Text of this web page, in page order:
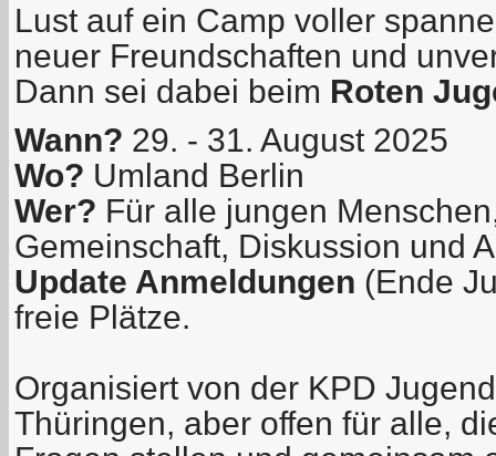
Lust auf ein Camp voller
neuer Freundschaften und
Dann sei dabei beim Roten
Wann? 29. - 31. August 2025
Wo? Umland Berlin
Wer? Für alle jungen
Gemeinschaft, Diskussion und
Update Anmeldungen (Ende
freie Plätze.
Organisiert von der KPD
Thüringen, aber offen für alle,